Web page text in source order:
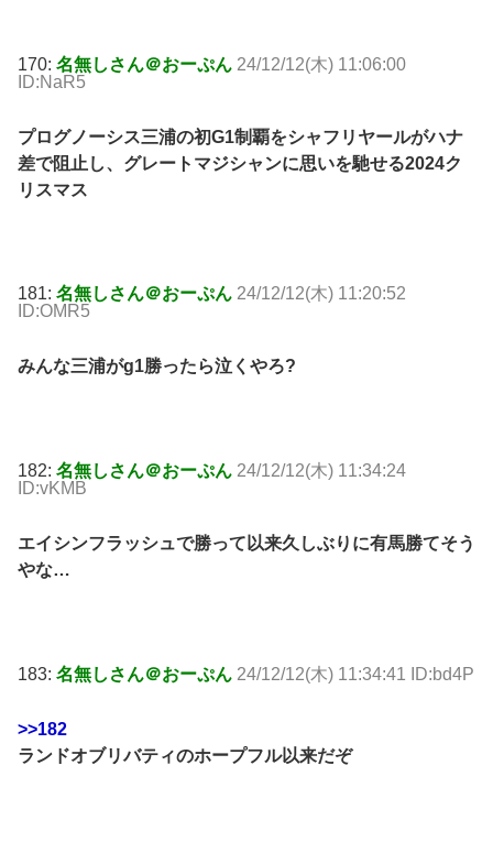
170: 名無しさん＠おーぷん 24/12/12(木) 11:06:00
ID:NaR5
プログノーシス三浦の初G1制覇をシャフリヤールがハナ
差で阻止し、グレートマジシャンに思いを馳せる2024ク
リスマス
181: 名無しさん＠おーぷん 24/12/12(木) 11:20:52
ID:OMR5
みんな三浦がg1勝ったら泣くやろ?
182: 名無しさん＠おーぷん 24/12/12(木) 11:34:24
ID:vKMB
エイシンフラッシュで勝って以来久しぶりに有馬勝てそう
やな…
183: 名無しさん＠おーぷん 24/12/12(木) 11:34:41 ID:bd4P
>>182
ランドオブリバティのホープフル以来だぞ